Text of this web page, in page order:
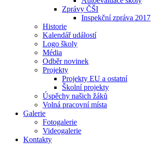
Zprávy ČŠI
Inspekční zpráva 2017
Historie
Kalendář událostí
Logo školy
Média
Odběr novinek
Projekty
Projekty EU a ostatní
Školní projekty
Úspěchy našich žáků
Volná pracovní místa
Galerie
Fotogalerie
Videogalerie
Kontakty